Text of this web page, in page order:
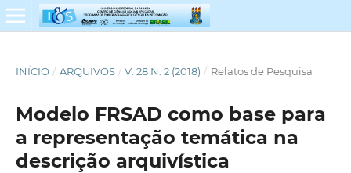
INÍCIO / ARQUIVOS / V. 28 N. 2 (2018) / Relatos de Pesquisa
Modelo FRSAD como base para
a representação temática na
descrição arquivística